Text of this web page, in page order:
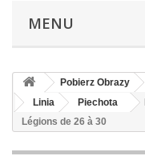
MENU
Pobierz Obrazy
Linia
Piechota
Légions de 26 à 30